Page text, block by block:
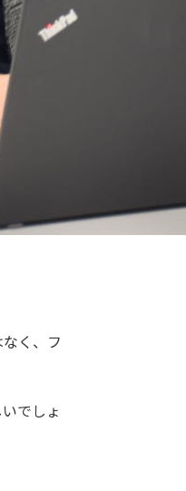
く、フ
でしょ